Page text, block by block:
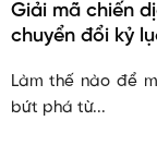
Giải mã chiến
chuyển đổi kỷ
Làm thế nào để
bứt phá từ...